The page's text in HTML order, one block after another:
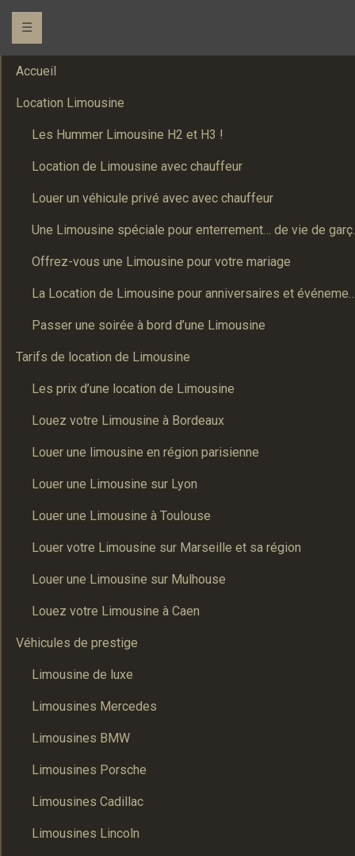
☰
Accueil
Location Limousine
Les Hummer Limousine H2 et H3 !
Location de Limousine avec chauffeur
Louer un véhicule privé avec avec chauffeur
Une
Offrez-vous une Limousine pour votre mariage
La Location de Limousine pour
Passer une soirée à bord d’une Limousine
Tarifs de location de Limousine
Les prix d’une location de Limousine
Louez votre Limousine à Bordeaux
Louer une limousine en région parisienne
Louer une Limousine sur Lyon
Louer une Limousine à Toulouse
Louer votre Limousine sur Marseille et sa région
Louer une Limousine sur Mulhouse
Louez votre Limousine à Caen
Véhicules de prestige
Limousine de luxe
Limousines Mercedes
Limousines BMW
Limousines Porsche
Limousines Cadillac
Limousines Lincoln